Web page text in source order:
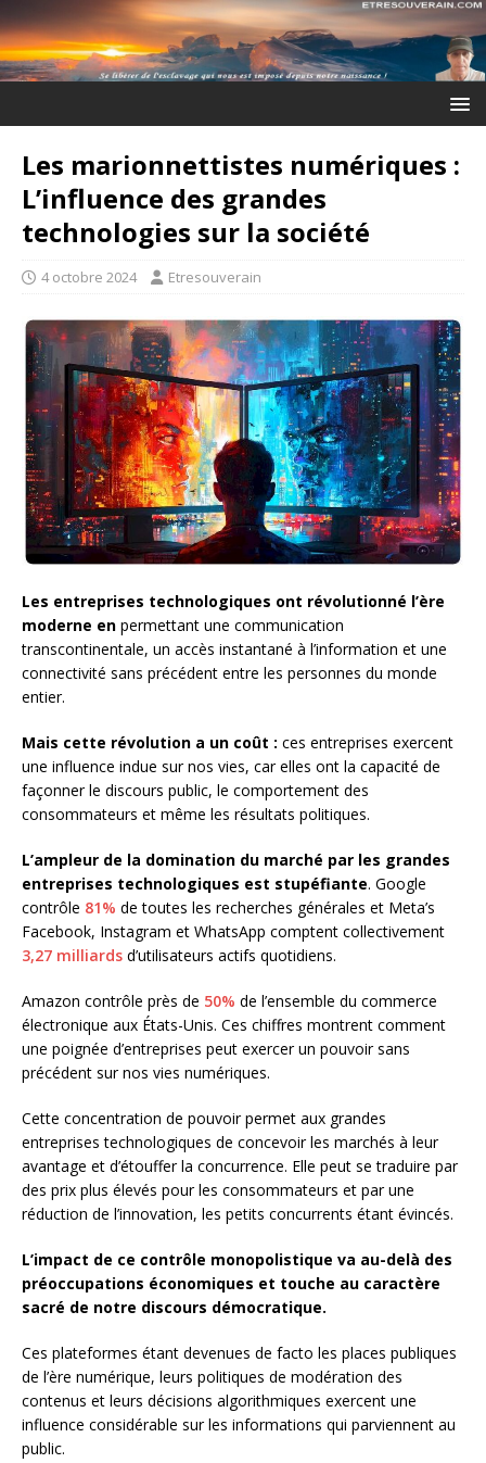
Les marionnettistes numériques :
L’influence des grandes
technologies sur la société
4 octobre 2024 Etresouverain
Les entreprises technologiques ont révolutionné l’ère
moderne en permettant une communication
transcontinentale, un accès instantané à l’information et une
connectivité sans précédent entre les personnes du monde
entier.
Mais cette révolution a un coût : ces entreprises exercent
une influence indue sur nos vies, car elles ont la capacité de
façonner le discours public, le comportement des
consommateurs et même les résultats politiques.
L’ampleur de la domination du marché par les grandes
entreprises technologiques est stupéfiante. Google
contrôle 81% de toutes les recherches générales et Meta’s
Facebook, Instagram et WhatsApp comptent collectivement
3,27 milliards d’utilisateurs actifs quotidiens.
Amazon contrôle près de 50% de l’ensemble du commerce
électronique aux États-Unis. Ces chiffres montrent comment
une poignée d’entreprises peut exercer un pouvoir sans
précédent sur nos vies numériques.
Cette concentration de pouvoir permet aux grandes
entreprises technologiques de concevoir les marchés à leur
avantage et d’étouffer la concurrence. Elle peut se traduire par
des prix plus élevés pour les consommateurs et par une
réduction de l’innovation, les petits concurrents étant évincés.
L’impact de ce contrôle monopolistique va au-delà des
préoccupations économiques et touche au caractère
sacré de notre discours démocratique.
Ces plateformes étant devenues de facto les places publiques
de l’ère numérique, leurs politiques de modération des
contenus et leurs décisions algorithmiques exercent une
influence considérable sur les informations qui parviennent au
public.